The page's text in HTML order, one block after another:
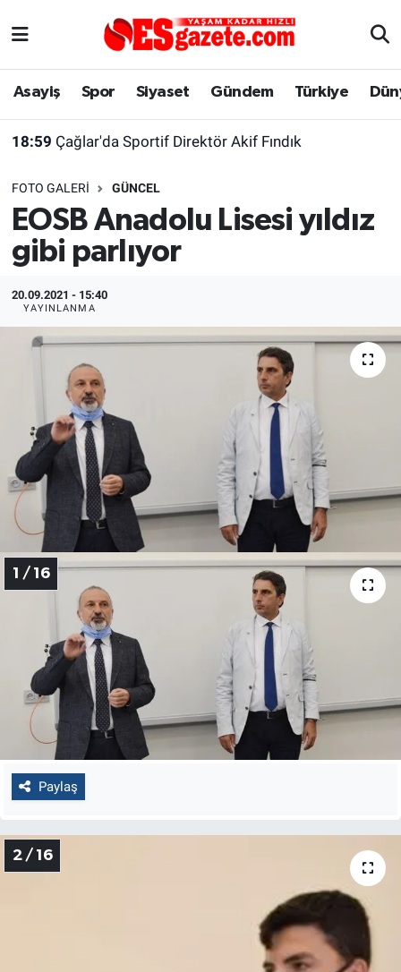
Asayiş Spor Siyaset Gündem Türkiye
18:59 Çağlar'da Sportif Direktör Akif Fındık
FOTO GALERI GÜNCEL
EOSB Anadolu Lisesi yıldız
gibi parlıyor
20.09.2021 - 15:40
YAYINLANMA
1 / 16
Paylaş
2 / 16
Asayiş
Gündem
Türkiye
Dünya
Sağlık
Alış-Veriş/İş dünyası
Yaşam
Eskişehirspor Arşivi
Eskişehir Arşivi
Röportaj
Ekonomi
Kültür Sanat
Politika
Bilecik
Kütahya
Gezi
Genel
Çevre
Yerel
Magazin
Bilim ve Teknoloji
Eskişehir Nöbetçi Eczaneler
Süper Lig Puan Durumu ve Fikstür
Tüm Manşetler
Son Dakika Haberleri
Haber Arşivi